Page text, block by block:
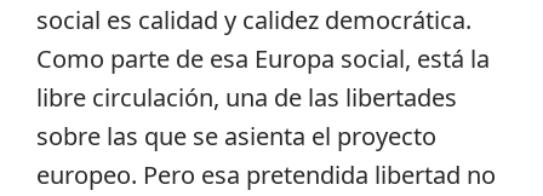
social es calidad y calidez democrática.
Como parte de esa Europa social, está la
libre circulación, una de las libertades
sobre las que se asienta el proyecto
europeo. Pero esa pretendida libertad no